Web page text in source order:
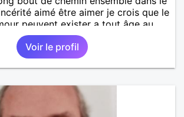
aimé être aimer je crois que le
peuvent exister a tout âge au
Voir le profil